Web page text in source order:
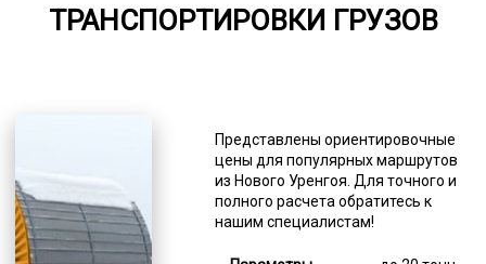
ТРАНСПОРТИРОВКИ ГРУЗОВ
Представлены ориентировочные
цены для популярных маршрутов
из Нового Уренгоя. Для точного и
полного расчета обратитесь к
нашим специалистам!